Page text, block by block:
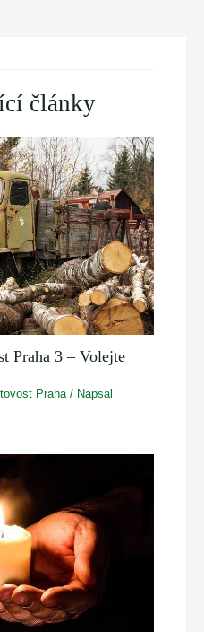
články
Praha 3 – Volejte
Praha / Napsal